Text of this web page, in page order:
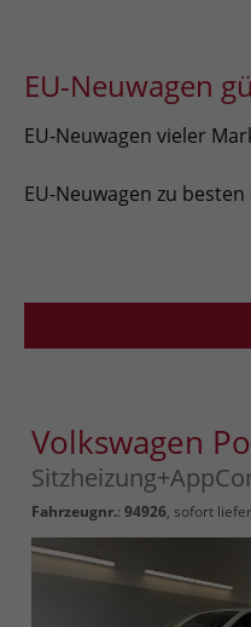
EU-Neuwagen
EU-Neuwagen vieler
EU-Neuwagen zu
Volkswagen
Fahrzeugnr.: 94926, sofort